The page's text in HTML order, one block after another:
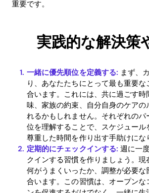
重要です。
実践的な解決策
一緒に優先順位を定義する: まず、
り、あなたたちにとって最も重要な
合います。これには、共に過ごす時
味、家族の約束、自分自身のケアの
れるかもしれません。それぞれの
位を理解することで、スケジュール
尊重した時間を作り出す手助けにな
定期的にチェックインする: 週に一
クインする習慣を作りましょう。
何がうまくいったか、調整が必要な
合います。この習慣は、オープンな